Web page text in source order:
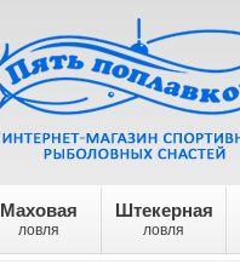
Маховая
ловля
Штекерная
ловля